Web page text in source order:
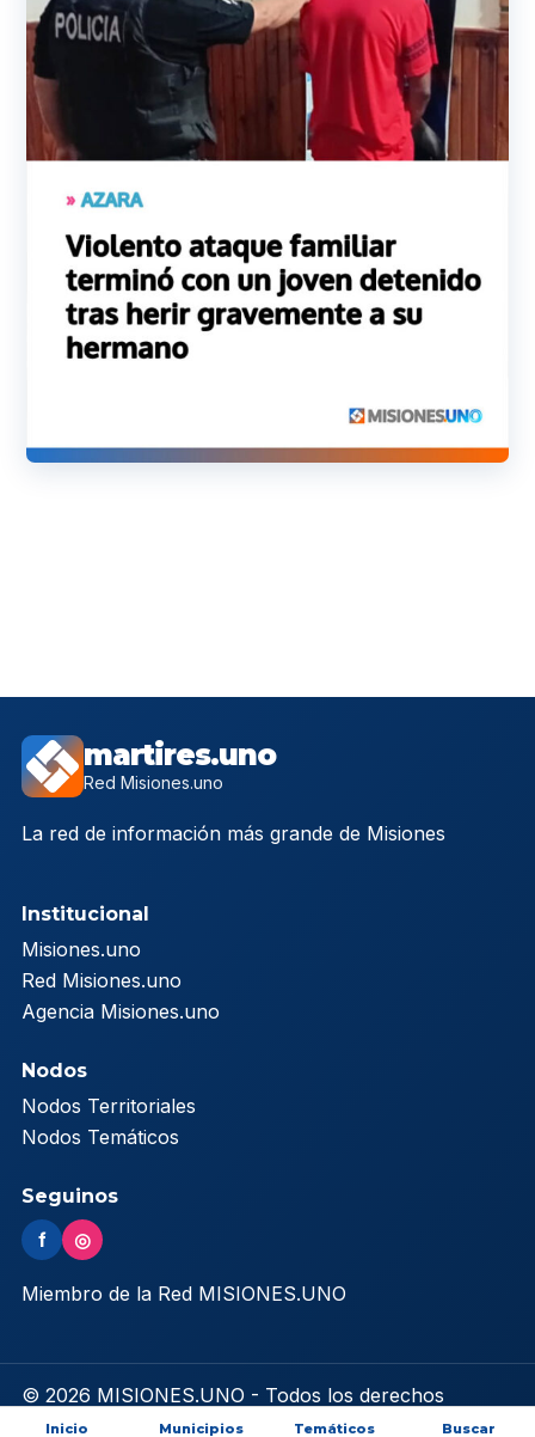
martires.uno
Red Misiones.uno
La red de información más grande de Misiones
Institucional
Misiones.uno
Red Misiones.uno
Agencia Misiones.uno
Nodos
Nodos Territoriales
Nodos Temáticos
Seguinos
f ◎
Miembro de la Red MISIONES.UNO
© 2026 MISIONES.UNO - Todos los derechos
reservados
Inicio Municipios Temáticos Buscar